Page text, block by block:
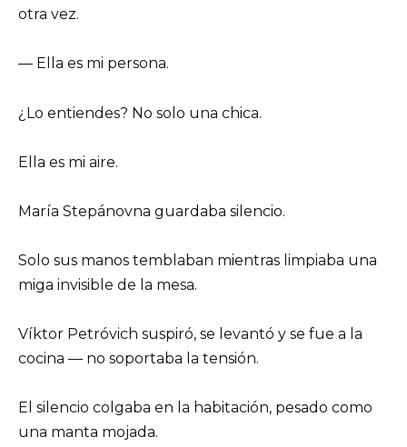
otra vez.
— Ella es mi persona.
¿Lo entiendes? No solo una chica.
Ella es mi aire.
María Stepánovna guardaba silencio.
Solo sus manos temblaban mientras limpiaba una
miga invisible de la mesa.
Víktor Petróvich suspiró, se levantó y se fue a la
cocina — no soportaba la tensión.
El silencio colgaba en la habitación, pesado como
una manta mojada.